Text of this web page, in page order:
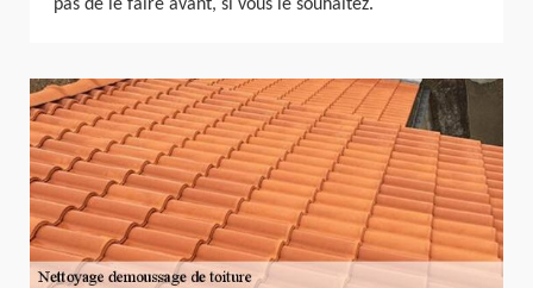
pas de le faire avant, si vous le souhaitez.